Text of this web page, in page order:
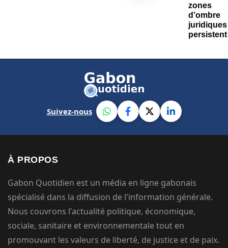
Suivez-nous
À PROPOS
Gabon Quotidien est un média en ligne gabonais
spécialisé dans la diffusion de l'information générale.
Nous couvrons l'actualité politique, économique,
sociale, sanitaire et environnementale tout en
promouvant les valeurs de liberté, de justice et de paix.